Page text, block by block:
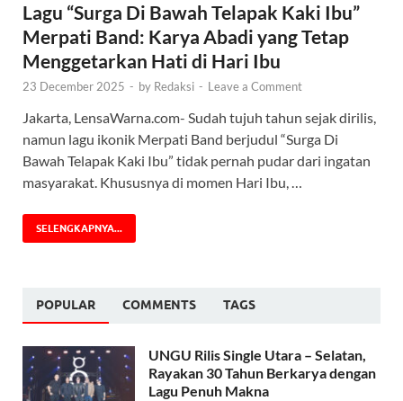
Lagu “Surga Di Bawah Telapak Kaki Ibu”
Merpati Band: Karya Abadi yang Tetap
Menggetarkan Hati di Hari Ibu
23 December 2025 - by Redaksi - Leave a Comment
Jakarta, LensaWarna.com- Sudah tujuh tahun sejak dirilis,
namun lagu ikonik Merpati Band berjudul “Surga Di
Bawah Telapak Kaki Ibu” tidak pernah pudar dari ingatan
masyarakat. Khususnya di momen Hari Ibu, …
SELENGKAPNYA...
POPULAR COMMENTS TAGS
UNGU Rilis Single Utara – Selatan,
Rayakan 30 Tahun Berkarya dengan
Lagu Penuh Makna